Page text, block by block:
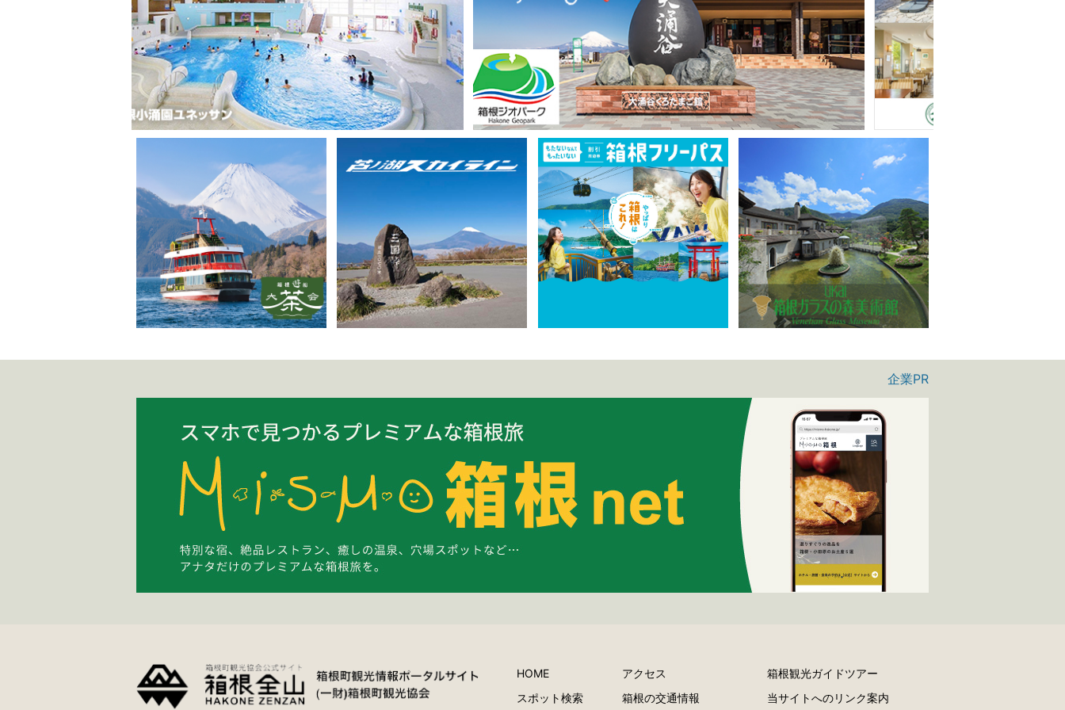
企業PR
HOME
スポット検索
アクセス
箱根の交通情報
箱根観光ガイドツアー
当サイトへのリンク案内